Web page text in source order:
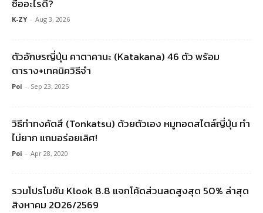
ซื้ออะไรดี?
K-ZY - Aug 3, 2026
ตัวอักษรญี่ปุ่น คาตาคานะ (Katakana) 46 ตัว พร้อม
ตาราง+เทคนิควิธีจำ
Poi - Sep 23, 2025
วิธีทำทงคัตสึ (Tonkatsu) ด้วยตัวเอง หมูทอดสไตล์ญี่ปุ่น ทำ
ไม่ยาก แถมอร่อยเลิศ!
Poi - Apr 28, 2020
รวมโปรโมชัน Klook 8.8 แจกโค้ดส่วนลดสูงสุด 50% ล่าสุด
สิงหาคม 2026/2569